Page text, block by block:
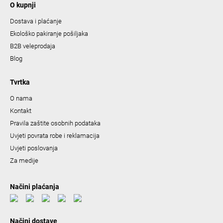
O kupnji
Dostava i plaćanje
Ekološko pakiranje pošiljaka
B2B veleprodaja
Blog
Tvrtka
O nama
Kontakt
Pravila zaštite osobnih podataka
Uvjeti povrata robe i reklamacija
Uvjeti poslovanja
Za medije
Načini plaćanja
Načini dostave